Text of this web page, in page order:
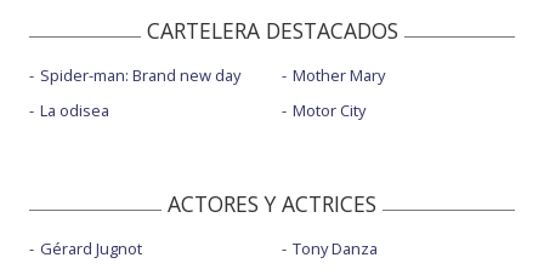
CARTELERA DESTACADOS
Spider-man: Brand new day
La odisea
Mother Mary
Motor City
ACTORES Y ACTRICES
Gérard Jugnot
Tony Danza